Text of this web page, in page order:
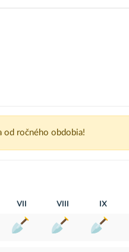
od ročného obdobia!
VII VIII IX